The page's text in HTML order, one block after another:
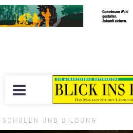
SCHULEN UND BILDUNG